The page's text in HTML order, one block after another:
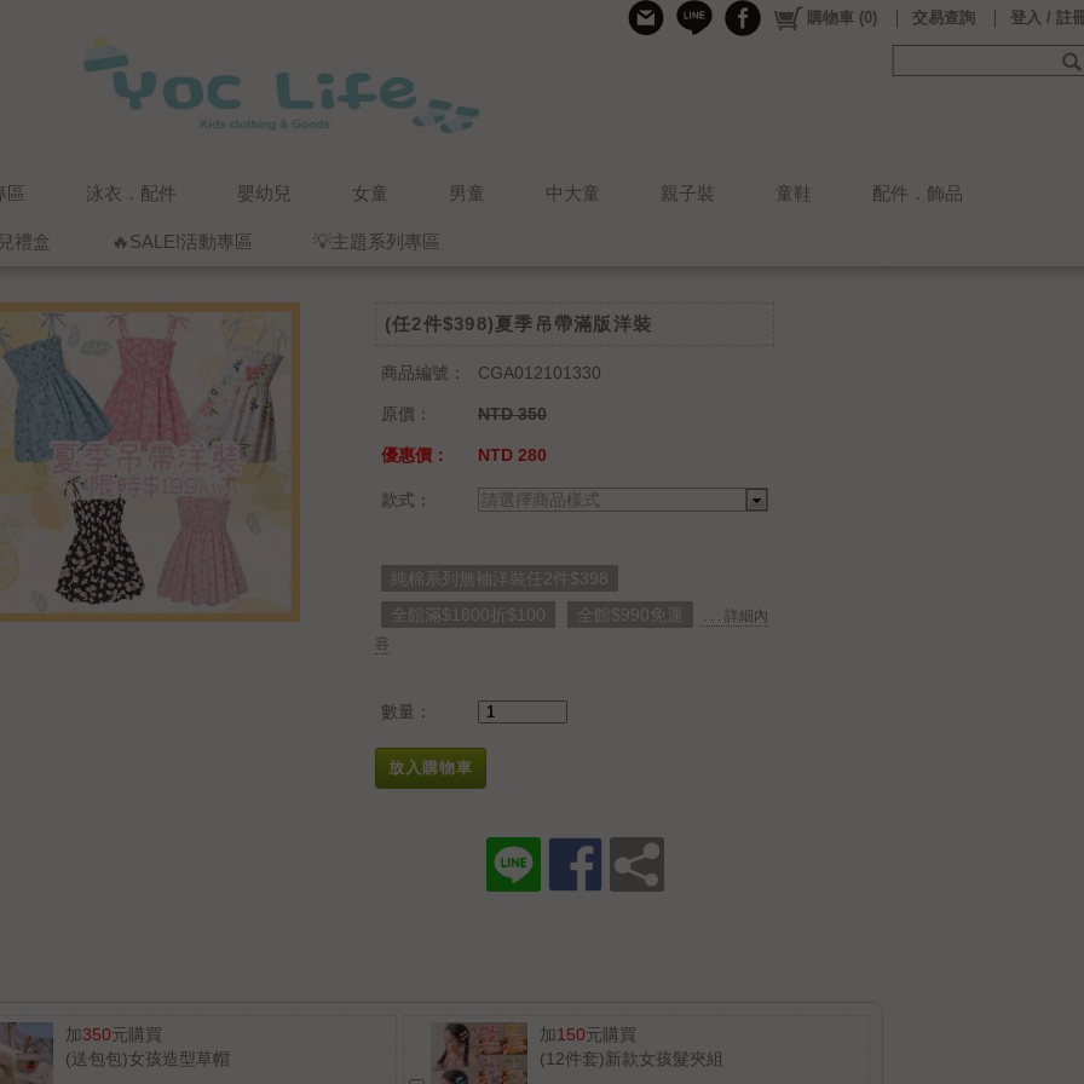
區 泳衣．配件 嬰幼兒 女童 男童 中大童 親子裝 童鞋 配件．飾品
禮盒 🔥SALE!活動專區 💡主題系列專區
購物車 (0) 交易查詢 登入 / 註
(任2件$398)夏季吊帶滿版洋裝
商品編號： CGA012101330
原價： NTD 350
優惠價： NTD 280
款式： 請選擇商品樣式
純棉系列無袖洋裝任2件$398
全館滿$1800折$100
全館$990免運
. . . 詳細內
容
數量：
放入購物車
加350元購買
(送包包)女孩造型草帽
加150元購買
(12件套)新款女孩髮夾組